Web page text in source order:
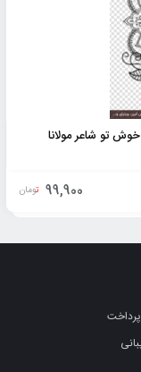
تو شاعر مولانا
99,900 تومان